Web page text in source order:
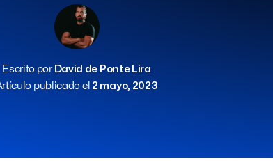
Escrito porDavid de Ponte Lira
publicado el 2 mayo, 2023